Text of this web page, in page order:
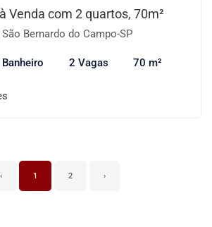
Venda com 2 quartos, 70m²
Bernardo do Campo-SP
Banheiro 2 Vagas 70 m²
‹ 1 2 ›